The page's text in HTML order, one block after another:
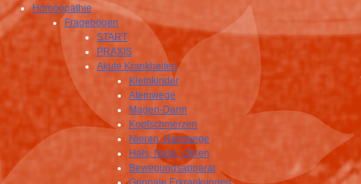
Homöopathie
Fragebögen
START
PRAXIS
Akute Krankheiten
Kleinkinder
Atemwege
Magen-Darm
Kopfschmerzen
Nieren, Harnwege
Hals, Nase, Ohren
Bewegungsapparat